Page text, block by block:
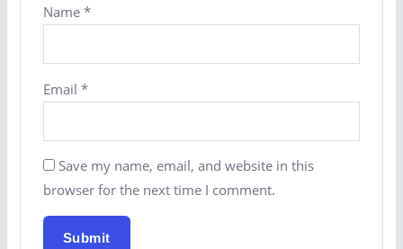
Name *
Email *
Save my name, email, and website in this
browser for the next time I comment.